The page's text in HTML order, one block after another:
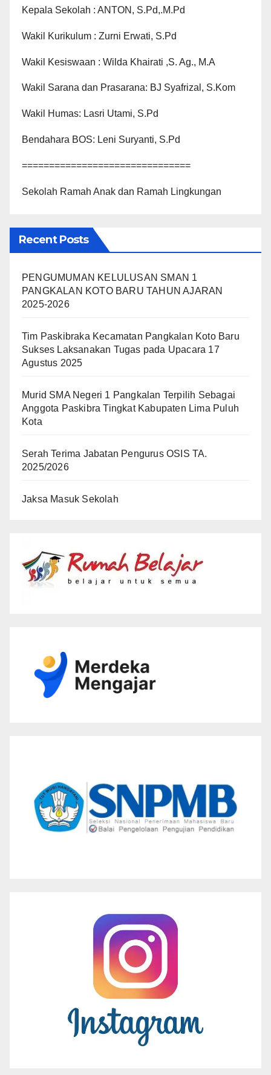
Kepala Sekolah : ANTON, S.Pd,.M.Pd
Wakil Kurikulum : Zurni Erwati, S.Pd
Wakil Kesiswaan : Wilda Khairati ,S. Ag., M.A
Wakil Sarana dan Prasarana: BJ Syafrizal, S.Kom
Wakil Humas: Lasri Utami, S.Pd
Bendahara BOS: Leni Suryanti, S.Pd
===============================
Sekolah Ramah Anak dan Ramah Lingkungan
Recent Posts
PENGUMUMAN KELULUSAN SMAN 1
PANGKALAN KOTO BARU TAHUN AJARAN
2025-2026
Tim Paskibraka Kecamatan Pangkalan Koto Baru
Sukses Laksanakan Tugas pada Upacara 17
Agustus 2025
Murid SMA Negeri 1 Pangkalan Terpilih Sebagai
Anggota Paskibra Tingkat Kabupaten Lima Puluh
Kota
Serah Terima Jabatan Pengurus OSIS TA.
2025/2026
Jaksa Masuk Sekolah